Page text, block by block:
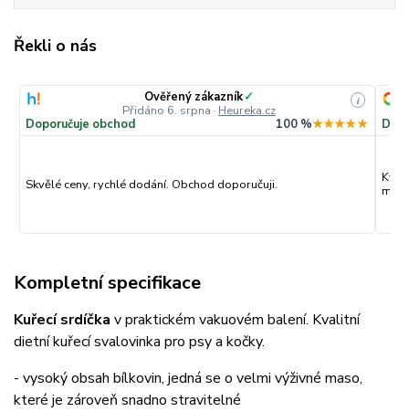
Řekli o nás
Ověřený zákazník✓
Přidáno 6. srpna · Heureka.cz
i
Doporučuje obchod 100 %★★★★★
Skvělé ceny, rychlé dodání. Obchod doporučuji.
Kompletní specifikace
Kuřecí srdíčka v praktickém vakuovém balení. Kvalitní
dietní kuřecí svalovinka pro psy a kočky.
- vysoký obsah bílkovin, jedná se o velmi výživné maso,
které je zároveň snadno stravitelné